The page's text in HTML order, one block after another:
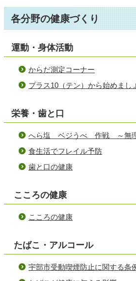
各分野の健康づくり
運動・身体活動
からだ測定コーナー
プラス10（テン）から始めまし
栄養・歯と口
へら塩 ベジうべ 作戦 ～無
食生活でフレイル予防
歯と口の健康
こころの健康
こころの健康
たばこ・アルコール
宇部市受動喫煙防止に関する条